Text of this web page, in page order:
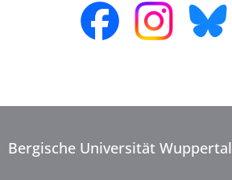
Bergische Universität Wuppertal